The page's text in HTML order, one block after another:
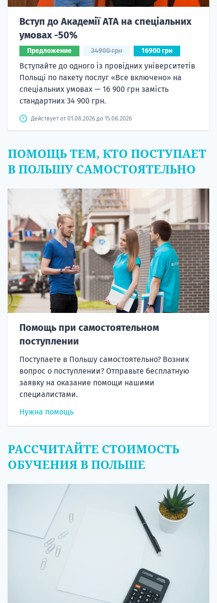
Вступ до Академії ATA на спеціальних
умовах -50%
Предложение 34900 грн 16900 грн
Вступайте до одного із провідних університетів
Польщі по пакету послуг «Все включено» на
спеціальних умовах — 16 900 грн замість
стандартних 34 900 грн.
Действует от 01.08.2026 до 15.08.2026
ПОМОЩЬ ТЕМ, КТО ПОСТУПАЕТ
В ПОЛЬШУ САМОСТОЯТЕЛЬНО
Помощь при самостоятельном
поступлении
Поступаете в Польшу самостоятельно? Возник
вопрос о поступлении? Отправьте бесплатную
заявку на оказание помощи нашими
специалистами.
Нужна помощь
РАССЧИТАЙТЕ СТОИМОСТЬ
ОБУЧЕНИЯ В ПОЛЬШЕ